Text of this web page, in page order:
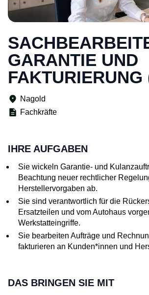
GARANTIE UND
FAKTURIERUNG
Nagold
Fachkräfte
IHRE AUFGABEN
Sie wickeln Garantie- und
Beachtung neuer rechtlicher
Herstellervorgaben ab.
Sie sind verantwortlich für die
Ersatzteilen und vom Autohaus
Werkstatteingriffe.
Sie bearbeiten Aufträge und
fakturieren an Kunden*innen und
DAS BRINGEN SIE MIT